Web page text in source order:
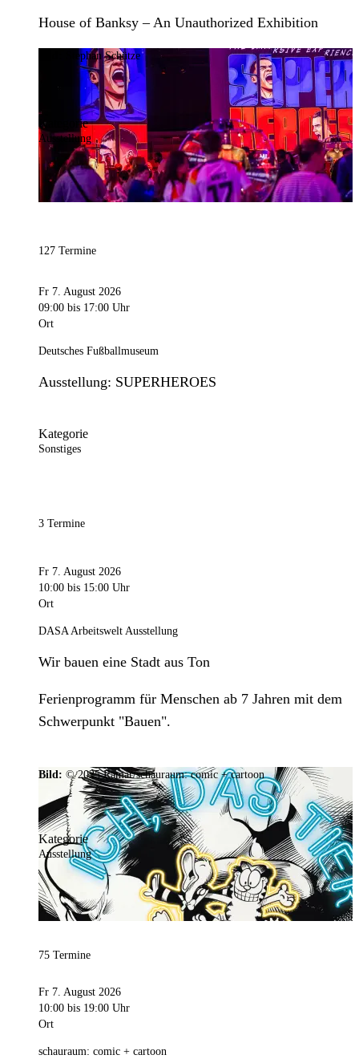
House of Banksy – An Unauthorized Exhibition
Stephan Schütze
Kategorie
Ausstellung
127 Termine
Fr 7. August 2026
09:00 bis 17:00 Uhr
Ort
Deutsches Fußballmuseum
Ausstellung: SUPERHEROES
Kategorie
Sonstiges
3 Termine
Fr 7. August 2026
10:00 bis 15:00 Uhr
Ort
DASA Arbeitswelt Ausstellung
Wir bauen eine Stadt aus Ton
Ferienprogramm für Menschen ab 7 Jahren mit dem
Schwerpunkt "Bauen".
Bild: © 2025 Ramar/schauraum: comic + cartoon
Kategorie
Ausstellung
75 Termine
Fr 7. August 2026
10:00 bis 19:00 Uhr
Ort
schauraum: comic + cartoon